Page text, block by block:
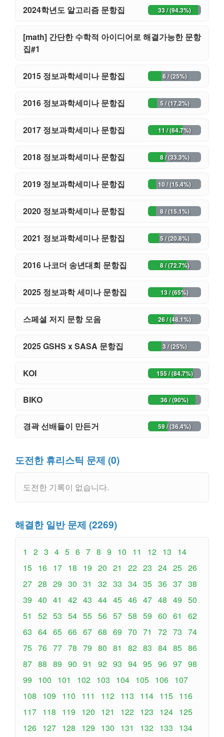
2024학년도 알고리즘 문항집 33 / (94.3%)
[math] 간단한 수학적 아이디어로 해결가능한 문항
집#1
37 / (86%)
2015 정보과학세미나 문항집 6 / (25%)
2016 정보과학세미나 문항집 5 / (17.2%)
2017 정보과학세미나 문항집 11 / (64.7%)
2018 정보과학세미나 문항집 8 / (33.3%)
2019 정보과학세미나 문항집 10 / (15.4%)
2020 정보과학세미나 문항집 8 / (15.1%)
2021 정보과학세미나 문항집 5 / (20.8%)
2016 나코더 송년대회 문항집 8 / (72.7%)
2025 정보과학 세미나 문항집 13 / (65%)
스페셜 저지 문항 모음 26 / (48.1%)
2025 GSHS x SASA 문항집 3 / (25%)
KOI 155 / (84.7%)
BIKO 36 / (90%)
경곽 선배들이 만든거 59 / (36.4%)
도전한 휴리스틱 문제 (0)
도전한 기록이 없습니다.
해결한 일반 문제 (2269)
1 2 3 4 5 6 7 8 9 10 11 12 13
14
15 16 17 18 19 20 21 22 23 24 25 26
27 28 29 30 31 32 33 34 35 36 37 38
39 40 41 42 43 44 45 46 47 48 49 50
51
52 53 54 55 56 57 58 59 60 61
62
63 64 65 66 67 68 69 70 71 72 73 74
75 76 77 78 79 80 81 82 83 84 85 86
87 88 89 90 91 92 93 94 95 96 97 98
99
100 101 102 103 104 105 106 107
108
109 110 111 112 113 114 115 116
117 118 119 120 121 122 123 124 125
126 127 128 129 130 131 132 133 134